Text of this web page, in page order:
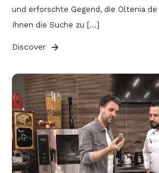
und erforschte Gegend, die Oltenia
Ihnen die Suche zu […]
Discover